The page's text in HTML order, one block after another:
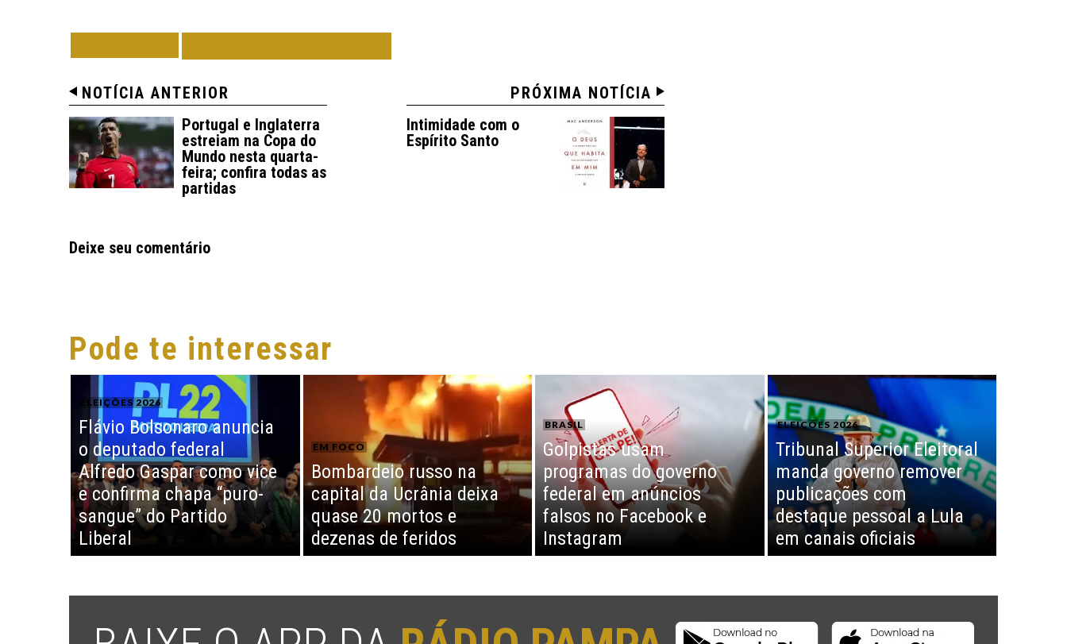
NOTÍCIA ANTERIOR
Portugal e Inglaterra
estreiam na Copa do
Mundo nesta quarta-
feira; confira todas as
partidas
PRÓXIMA NOTÍCIA
Intimidade com o
Espírito Santo
Deixe seu comentário
Pode te interessar
ELEIÇÕES 2026
Flávio Bolsonaro anuncia
o deputado federal
Alfredo Gaspar como vice
e confirma chapa “puro-
sangue” do Partido
Liberal
EM FOCO
Bombardeio russo na
capital da Ucrânia deixa
quase 20 mortos e
dezenas de feridos
BRASIL
Golpistas usam
programas do governo
federal em anúncios
falsos no Facebook e
Instagram
ELEIÇÕES 2026
Tribunal Superior Eleitoral
manda governo remover
publicações com
destaque pessoal a Lula
em canais oficiais